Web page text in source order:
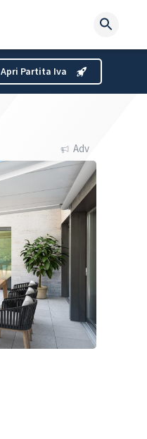
Apri Partita Iva
Adv